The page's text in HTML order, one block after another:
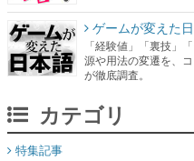
ゲームが変えた
「経験値」「裏技」
源や用法の変遷を、
が徹底調査。
カテゴリ
特集記事